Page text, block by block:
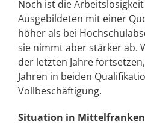
Noch ist die
Ausgebildeten mit einer
höher als bei
sie nimmt aber stärker ab.
der letzten Jahre
Jahren in beiden
Vollbeschäftigung.
Situation in Mittelfranken